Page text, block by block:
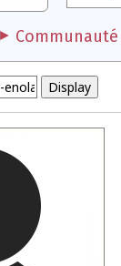
Communauté